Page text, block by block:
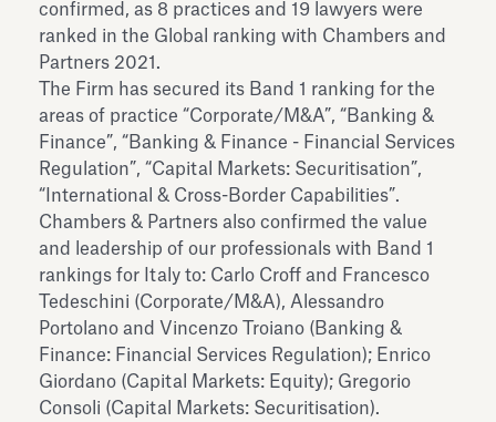
confirmed, as 8 practices and 19 lawyers were
ranked in the Global ranking with Chambers and
Partners 2021.
The Firm has secured its Band 1 ranking for the
areas of practice “Corporate/M&A”, “Banking &
Finance”, “Banking & Finance - Financial Services
Regulation”, “Capital Markets: Securitisation”,
“International & Cross-Border Capabilities”.
Chambers & Partners also confirmed the value
and leadership of our professionals with Band 1
rankings for Italy to: Carlo Croff and Francesco
Tedeschini (Corporate/M&A), Alessandro
Portolano and Vincenzo Troiano (Banking &
Finance: Financial Services Regulation); Enrico
Giordano (Capital Markets: Equity); Gregorio
Consoli (Capital Markets: Securitisation).